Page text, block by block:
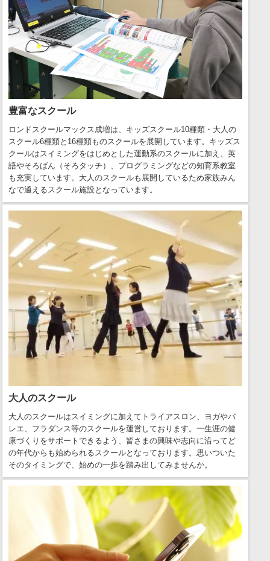
豊富なスクール
ロンドスクールマックス成増は、キッズスクール10種類・大人の
スクール6種類と16種類ものスクールを展開しています。キッズス
クールはスイミングをはじめとした運動系のスクールに加え、英
語やそろばん（そろタッチ）、プログラミングなどの知育系教室
も充実しています。大人のスクールも展開しているため家族みん
なで通えるスクール施設となっています。
大人のスクール
大人のスクールはスイミングに加えてトライアスロン、ヨガやバ
レエ、フラダンス等のスクールを運営しております。一生涯の健
康づくりをサポートできるよう、皆さまの興味や志向に沿ってど
の年代からも始められるスクールとなっております。思いついた
そのタイミングで、始めの一歩を踏み出してみませんか。